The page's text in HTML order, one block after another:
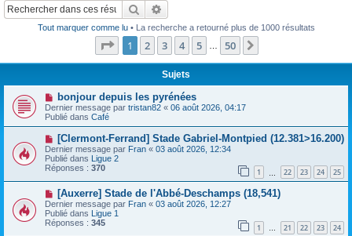
Rechercher
Tout marquer comme lu• La recherche a retourné plus de 1000 résultats
Page 1sur50
1 2 3 4 5 50
Sujets
N
o
u
v
e
u
m
e
s
s
a
g
e
bonjour depuis les pyrénées
Dernier message par tristan82 « 06 août 2026, 04:17
Publié dans Café
N
o
u
v
e
a
m
e
s
s
[Clermont-Ferrand] Stade Gabriel-Montpied (12.381>16.200)
Dernier message par Fran « 03 août 2026, 12:34
Publié dans Ligue 2
Réponses : 370 1 22 23 24 25
N
o
u
v
e
[Auxerre] Stade de l'Abbé-Deschamps (18,541)
Dernier message par Fran « 03 août 2026, 12:27
Publié dans Ligue 1
Réponses : 345 1 … 21 22 23 24